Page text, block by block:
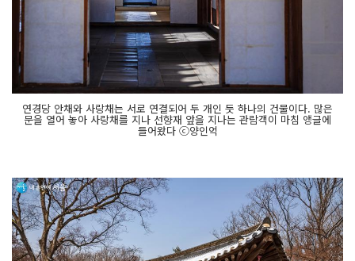
연경당 안채와 사랑채는 서로 연결되어 두 개인 듯 하나의 건물이다. 많은
문을 열어 놓아 사랑채를 지나 선향재 앞을 지나는 관람객이 마침 앵글에
들어왔다 ⓒ양인억